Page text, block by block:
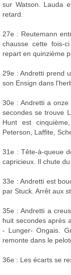
sur Watson. Lauda
retard.
27e : Reutemann
chausse cette fois-
repart en quinzième
29e : Andretti prend
son Ensign dans
30e : Andretti a onze
secondes se trouve
Hunt est
Peterson, Laffite,
31e : Tête-à-queue
capricieux. Il chute
33e : Andretti est
par Stuck. Arrêt aux
35e : Andretti a
huit secondes après
- Lunger- Ongais.
remonte dans le
36e : Les écarts se